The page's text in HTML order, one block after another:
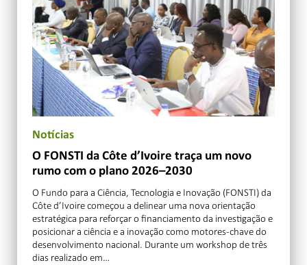
Notícias
O FONSTI da Côte d’Ivoire traça um novo
rumo com o plano 2026–2030
O Fundo para a Ciência, Tecnologia e Inovação (FONSTI) da
Côte d’Ivoire começou a delinear uma nova orientação
estratégica para reforçar o financiamento da investigação e
posicionar a ciência e a inovação como motores-chave do
desenvolvimento nacional. Durante um workshop de três
dias realizado em…